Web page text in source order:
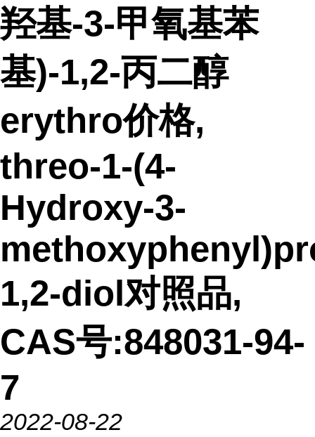
羟基-3-甲氧基苯
基)-1,2-丙二醇
erythro价格,
threo-1-(4-
Hydroxy-3-
1,2-diol对照品,
CAS号:848031-94-
7
2022-08-22